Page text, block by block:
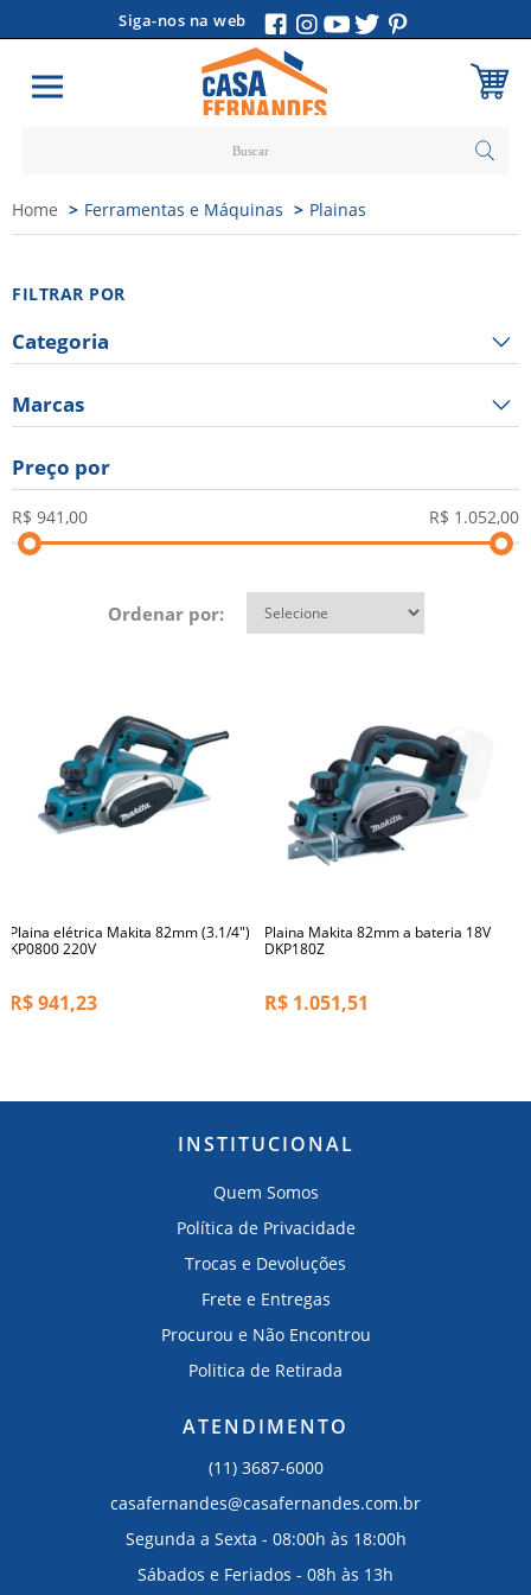
Siga-nos na web
Vazio
Home Ferramentas e Máquinas Plainas
FILTRAR POR
Categoria
Marcas
Preço por
Ordenar por:
Plaina elétrica Makita 82mm (3.1/4")
KP0800 220V
R$941,23
Plaina Makita 82mm a bateria 18V
DKP180Z
R$ 1.051,51
INSTITUCIONAL
Quem Somos
Política de Privacidade
Trocas e Devoluções
Frete e Entregas
Procurou e Não Encontrou
Politica de Retirada
ATENDIMENTO
(11) 3687-6000
casafernandes@casafernandes.com.br
Segunda a Sexta - 08:00h às 18:00h
Sábados e Feriados - 08h às 13h